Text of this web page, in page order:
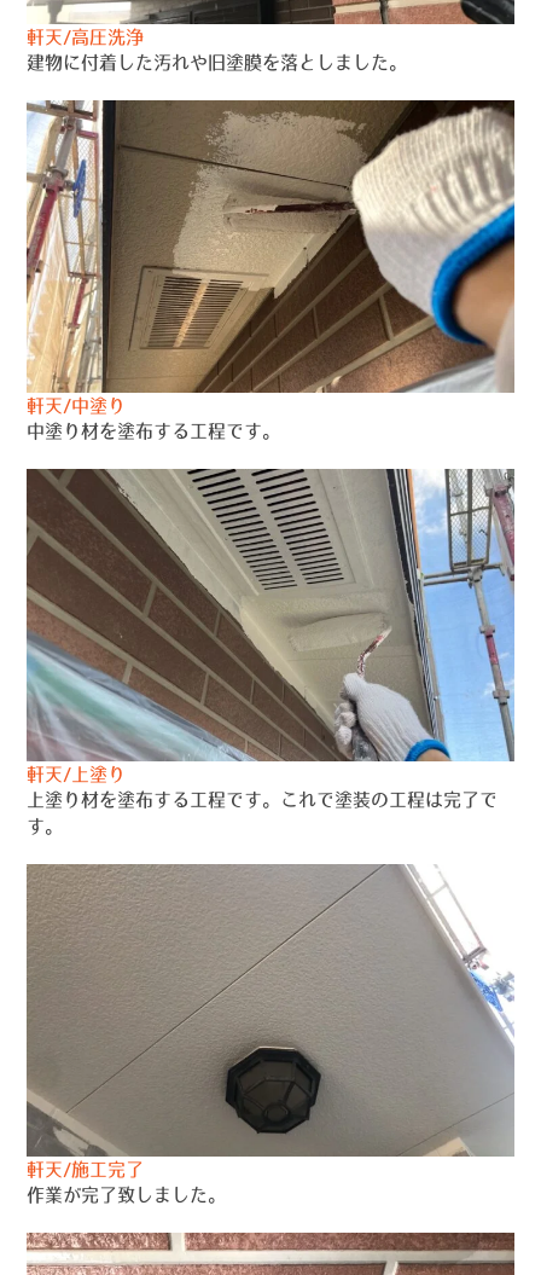
軒天/高圧洗浄
建物に付着した汚れや旧塗膜を落としました。
軒天/中塗り
中塗り材を塗布する工程です。
軒天/上塗り
上塗り材を塗布する工程です。これで塗装の工程は完了で
す。
軒天/施工完了
作業が完了致しました。